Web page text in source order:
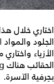
اختاري خلال
الجلود
الأزياء
بحِرفية الآسرة.